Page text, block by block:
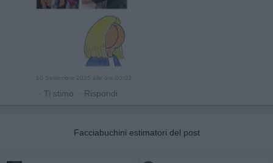
· Ti stimo · Rispondi
Facciabuchini estimatori del post